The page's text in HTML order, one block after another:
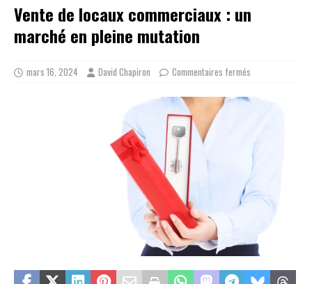
Vente de locaux commerciaux : un
marché en pleine mutation
mars 16, 2024 David Chapiron Commentaires fermés